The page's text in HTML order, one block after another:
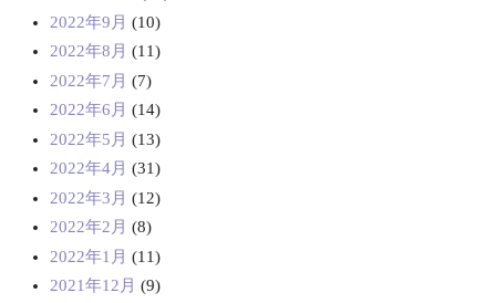
2022年9月 (10)
2022年8月 (11)
2022年7月 (7)
2022年6月 (14)
2022年5月 (13)
2022年4月 (31)
2022年3月 (12)
2022年2月 (8)
2022年1月 (11)
2021年12月 (9)